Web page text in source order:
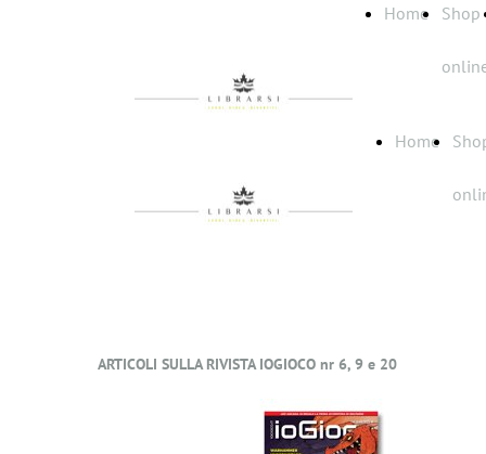
Home Shop
Home
ARTICOLI SULLA RIVISTA IOGIOCO nr 6, 9 e 20